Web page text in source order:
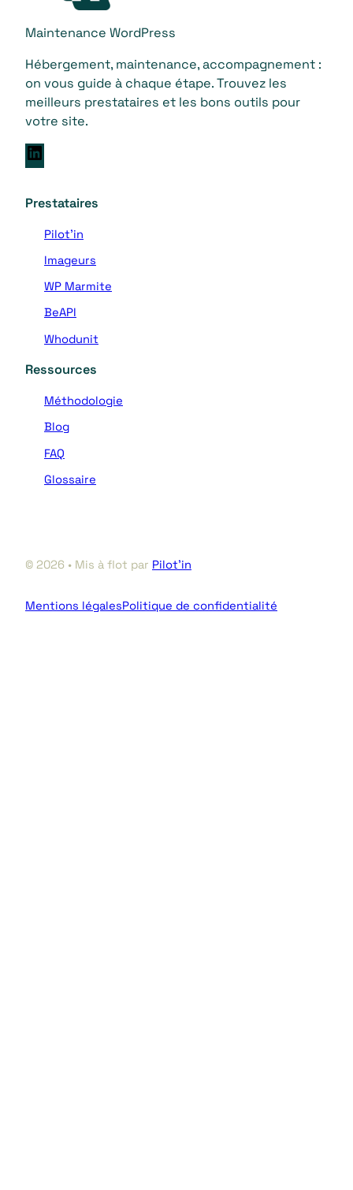
Maintenance WordPress
Hébergement, maintenance, accompagnement :
on vous guide à chaque étape. Trouvez les
meilleurs prestataires et les bons outils pour
votre site.
i
k
e
I
n
Prestataires
Pilot’in
Imageurs
WP Marmite
BeAPI
Whodunit
Ressources
Méthodologie
Blog
FAQ
Glossaire
© 2026 • Mis à flot par Pilot’in
Mentions légalesPolitique de confidentialité